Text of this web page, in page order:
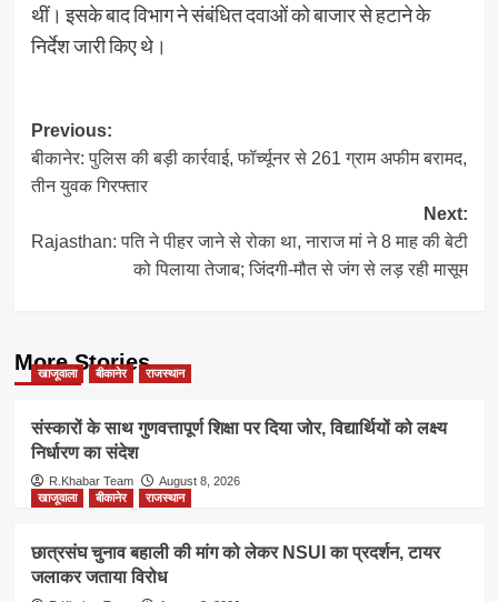
थीं। इसके बाद विभाग ने संबंधित दवाओं को बाजार से हटाने के
निर्देश जारी किए थे।
Post
navigation
Previous:
बीकानेर: पुलिस की बड़ी कार्रवाई, फॉर्च्यूनर से 261 ग्राम अफीम बरामद,
तीन युवक गिरफ्तार
Next:
Rajasthan: पति ने पीहर जाने से रोका था, नाराज मां ने 8 माह की बेटी
को पिलाया तेजाब; जिंदगी-मौत से जंग से लड़ रही मासूम
More Stories
खाजूवाला बीकानेर राजस्थान
संस्कारों के साथ गुणवत्तापूर्ण शिक्षा पर दिया जोर, विद्यार्थियों को लक्ष्य
निर्धारण का संदेश
R.Khabar Team
August 8, 2026
खाजूवाला
बीकानेर राजस्थान
छात्रसंघ चुनाव बहाली की मांग को लेकर NSUI का प्रदर्शन, टायर
जलाकर जताया विरोध